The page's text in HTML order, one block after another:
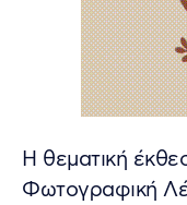
Η θεματική
Φωτογραφική